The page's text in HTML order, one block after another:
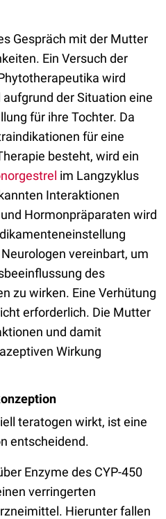
Gespräch mit der Mutter
Ein Versuch der
wird
der Situation eine
für ihre Tochter. Da
für eine
besteht, wird ein
im Langzyklus
Interaktionen
Hormonpräparaten wird
vereinbart, um
des
zu wirken. Eine Verhütung
erforderlich. Die Mutter
und damit
Wirkung
teratogen wirkt, ist eine
entscheidend.
Enzyme des CYP-450
verringerten
Hierunter fallen